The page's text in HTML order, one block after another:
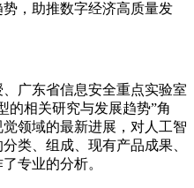
，助推数字经济高质量发
广东省信息安全重点实验室
的相关研究与发展趋势”角
领域的最新进展，对人工智
类、组成、现有产品成果、
专业的分析。